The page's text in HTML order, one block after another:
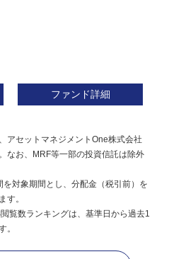
ファンド詳細
アセットマネジメントOne株式会社
なお、MRF等一部の投資信託は除外
対象期間とし、分配金（税引前）を
す。
覧数ランキングは、基準日から過去1
。